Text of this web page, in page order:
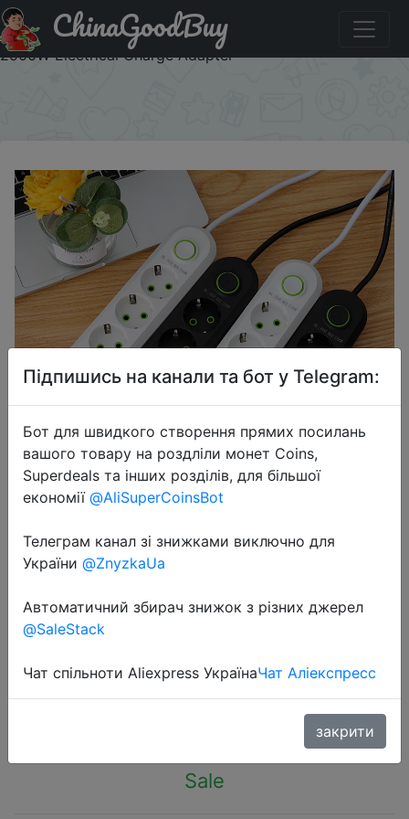
Придбати EU Plug Power Strip with 3 USB Ports
Extension Cord Socket Network Filter Round Pin AC Outlet
2500W Electrical Charge Adapter
ChinaGoodBuy
2023-11-17
EU Plug Power Strip with 3 USB
Network Filter Round Pin AC Outlet
2500W Electrical Charge Adapter
$7.4
Sale
Підпишись на канали та бот у Telegram:
Бот для швидкого створення прямих посилань
вашого товару на роздліли монет Coins,
Superdeals та інших розділів, для більшої
економії @AliSuperCoinsBot
Телеграм канал зі знижками виключно для
України @ZnyzkaUa
Автоматичний збирач знижок з різних джерел
@SaleStack
Чат спільноти Aliexpress УкраїнаЧат Аліекспресс
закрити